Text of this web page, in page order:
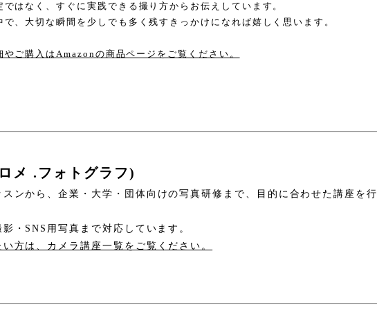
はなく、すぐに実践できる撮り方からお伝えしています。
、大切な瞬間を少しでも多く残すきっかけになれば嬉しく思います。
やご購入はAmazonの商品ページをご覧ください。
メ .フォトグラフ)
ンから、企業・大学・団体向けの写真研修まで、目的に合わせた講座を行
・SNS用写真まで対応しています。
方は、カメラ講座一覧をご覧ください。